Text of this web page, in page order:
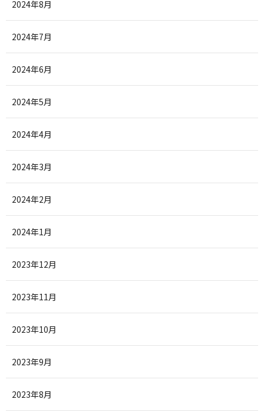
2024年8月
2024年7月
2024年6月
2024年5月
2024年4月
2024年3月
2024年2月
2024年1月
2023年12月
2023年11月
2023年10月
2023年9月
2023年8月